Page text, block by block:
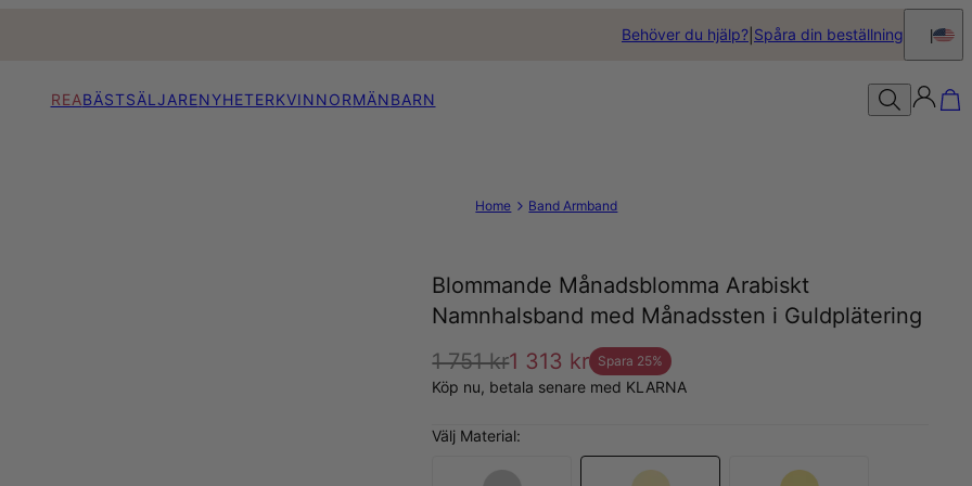
Behöver du hjälp? Spåra din beställning
REABÄSTSÄLJARENYHETERKVINNORMÄNBARN
Home Band Armband
Blommande Månadsblomma Arabiskt
Namnhalsband med Månadssten i Guldplätering
1 751 kr1 313 kr Spara 25%
Köp nu, betala senare med KLARNA
Välj Material: